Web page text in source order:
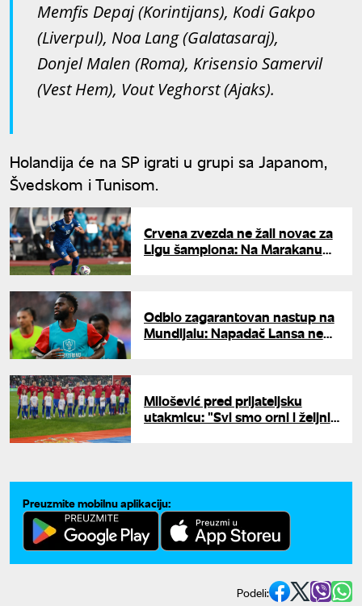
Memfis Depaj (Korintijans), Kodi Gakpo
(Liverpul), Noa Lang (Galatasaraj),
Donjel Malen (Roma), Krisensio Samervil
(Vest Hem), Vout Veghorst (Ajaks).
Holandija će na SP igrati u grupi sa Japanom,
Švedskom i Tunisom.
Crvena zvezda ne žali novac za
Ligu šampiona: Na Marakanu
Odbio zagarantovan nastup na
Mundijalu: Napadač Lansa ne
Milošević pred prijateljsku
utakmicu: "Svi smo orni i željni
Preuzmite mobilnu aplikaciju:
Podeli: